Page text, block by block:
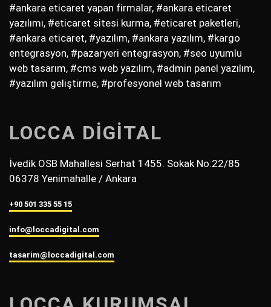
#ankara eticaret yapan firmalar, #ankara eticaret
yazılımı, #eticaret sitesi kurma, #eticaret paketleri,
#ankara eticaret, #yazılım, #ankara yazılım, #kargo
entegrasyon, #pazaryeri entegrasyon, #seo uyumlu
web tasarım, #cms web yazılım, #admin panel yazılım,
#yazılım geliştirme, #profesyonel web tasarım
LOCCA DİGİTAL
İvedik OSB Mahallesi Serhat 1455. Sokak No:22/85
06378 Yenimahalle / Ankara
+90 501 335 55 15
info@loccadigital.com
tasarim@loccadigital.com